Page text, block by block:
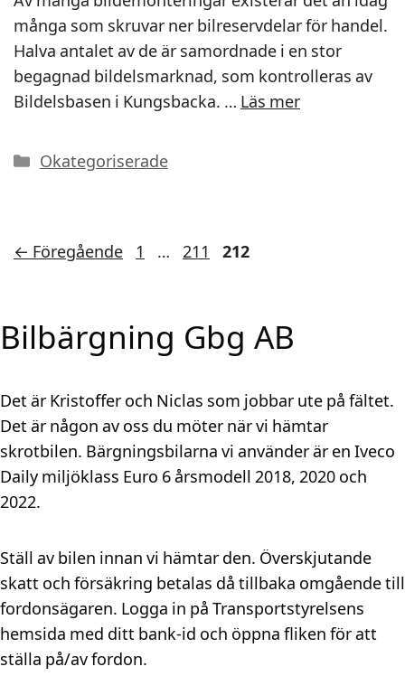
många som skruvar ner bilreservdelar för handel.
Halva antalet av de är samordnade i en stor
begagnad bildelsmarknad, som kontrolleras av
Bildelsbasen i Kungsbacka. … Läs mer
Kategorier
Okategoriserade
← Föregående Sida
1 … Sida
211 Sida
212
Bilbärgning Gbg AB
Det är Kristoffer och Niclas som jobbar ute på fältet.
Det är någon av oss du möter när vi hämtar
skrotbilen. Bärgningsbilarna vi använder är en Iveco
Daily miljöklass Euro 6 årsmodell 2018, 2020 och
2022.
Ställ av bilen innan vi hämtar den. Överskjutande
skatt och försäkring betalas då tillbaka omgående till
fordonsägaren. Logga in på Transportstyrelsens
hemsida med ditt bank-id och öppna fliken för att
ställa på/av fordon.